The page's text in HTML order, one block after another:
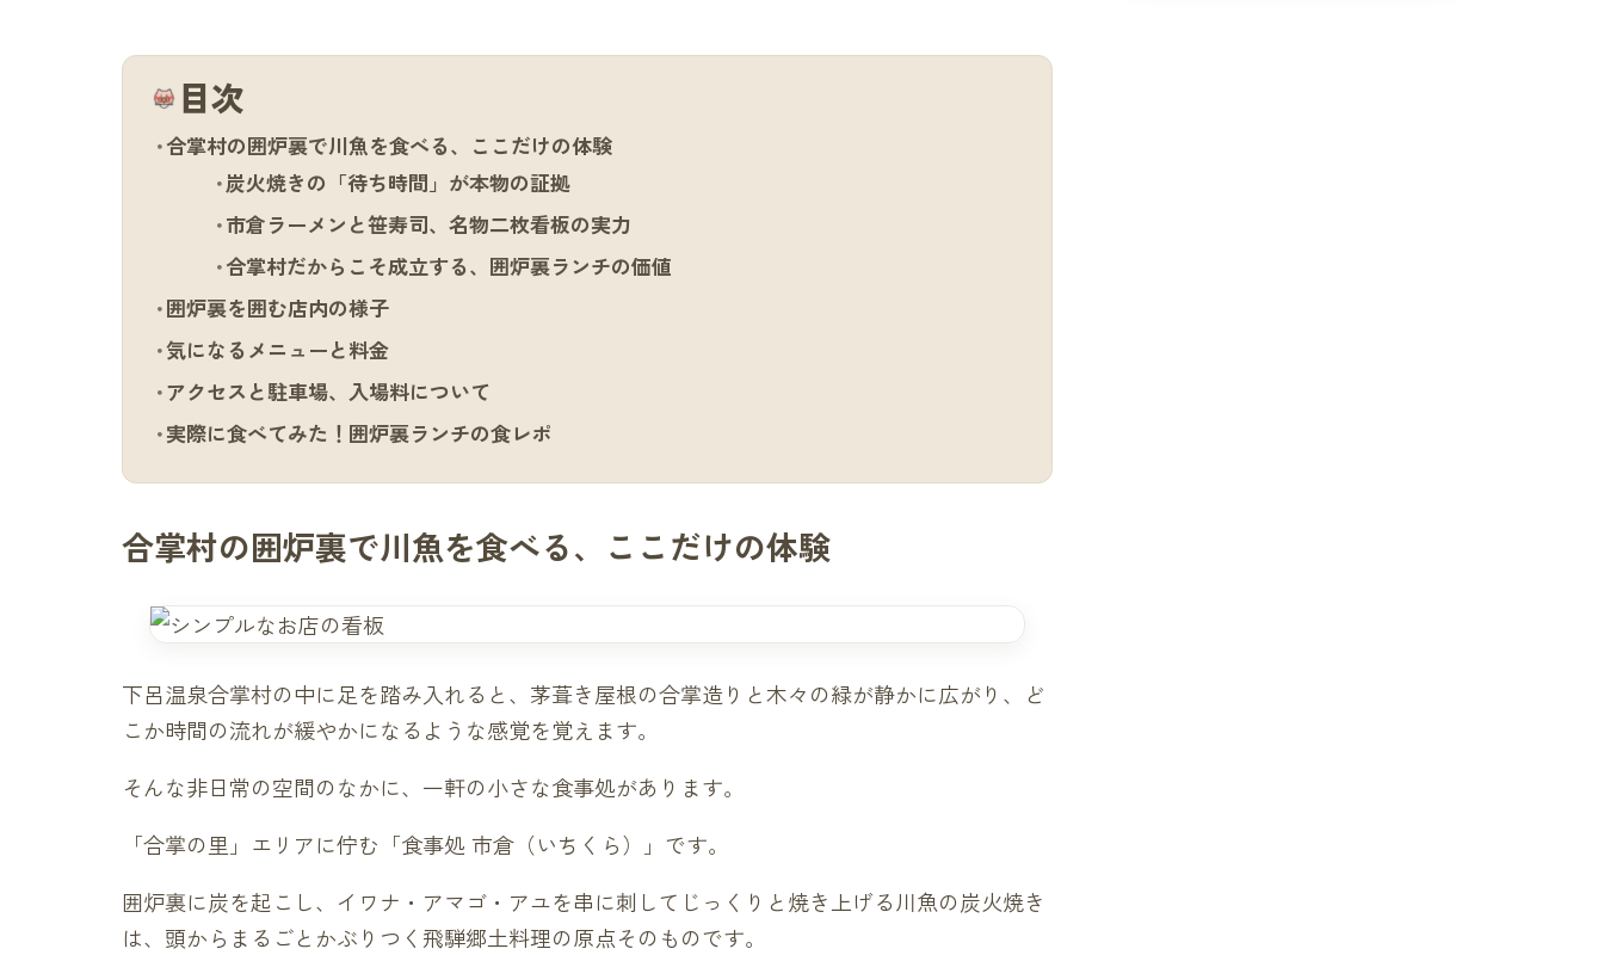
目次
合掌村の囲炉裏で川魚を食べる、ここだけの体験
炭火焼きの「待ち時間」が本物の証拠
市倉ラーメンと笹寿司、名物二枚看板の実力
合掌村だからこそ成立する、囲炉裏ランチの価値
囲炉裏を囲む店内の様子
気になるメニューと料金
アクセスと駐車場、入場料について
実際に食べてみた！囲炉裏ランチの食レポ
合掌村の囲炉裏で川魚を食べる、ここだけの体験
下呂温泉合掌村の中に足を踏み入れると、茅葺き屋根の合掌造りと木々の緑が静かに広がり、ど
こか時間の流れが緩やかになるような感覚を覚えます。
そんな非日常の空間のなかに、一軒の小さな食事処があります。
「合掌の里」エリアに佇む「食事処 市倉（いちくら）」です。
囲炉裏に炭を起こし、イワナ・アマゴ・アユを串に刺してじっくりと焼き上げる川魚の炭火焼き
は、頭からまるごとかぶりつく飛騨郷土料理の原点そのものです。